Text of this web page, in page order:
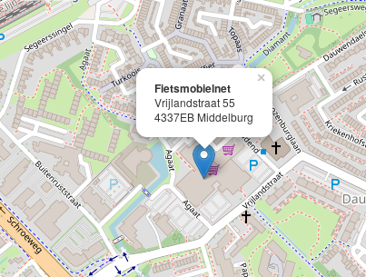
Fietsmobielnet
Vrijlandstraat 55
4337EB Middelburg
×